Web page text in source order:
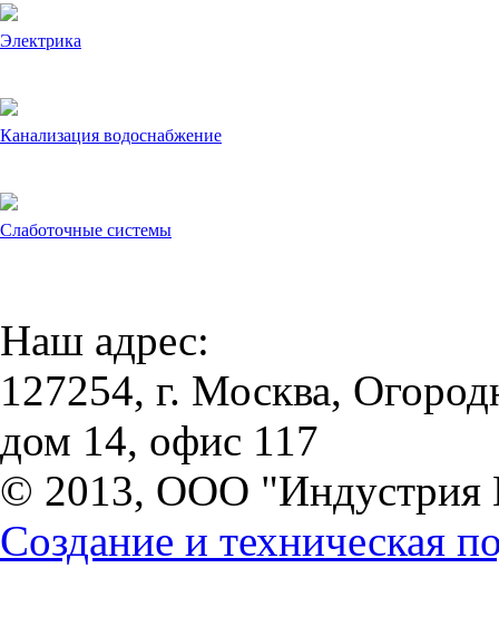
Электрика
Канализация водоснабжение
Слаботочные системы
Наш адрес:
127254, г. Москва,
дом 14, офис 117
© 2013, ООО "Индустрия
Создание и техническая